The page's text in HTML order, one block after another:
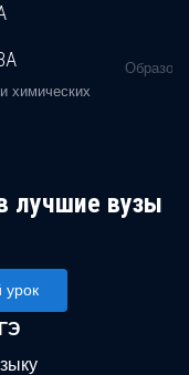
химических
лучшие вузы